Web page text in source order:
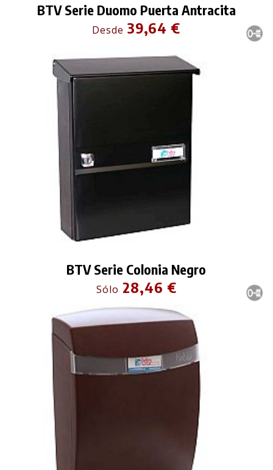
BTV Serie Duomo Puerta Antracita
Desde 39,64 €
BTV Serie Colonia Negro
Sólo 28,46 €